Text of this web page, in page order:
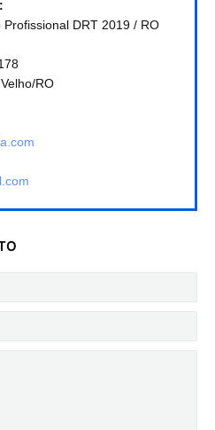
DRT 2019 / RO
RO